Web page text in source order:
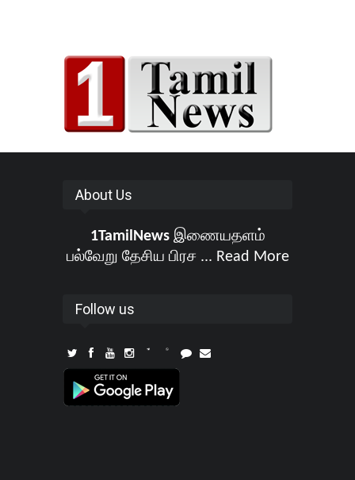
About Us
1TamilNewsஇணையதளம்
பல்வேறு தேசிய பிரச ... Read More
Follow us